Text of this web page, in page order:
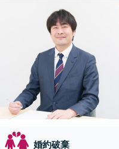
婚約破棄